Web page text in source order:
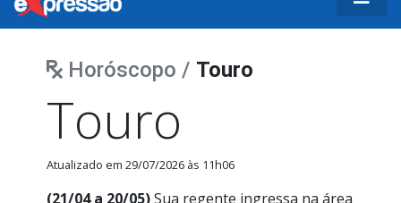
Horóscopo / Touro
Touro
Atualizado em 29/07/2026 às 11h06
(21/04 a 20/05)Sua regente ingressa na área